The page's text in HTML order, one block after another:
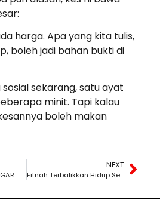
harga. Apa yang kita tulis,
boleh jadi bahan bukti di
sekarang, satu ayat
minit. Tapi kalau
boleh makan
HARAPKAN PAGAR, PAGAR MAKAN PADI
NEXT
Fitnah Terbalikkan Hidup Sekelip Mata